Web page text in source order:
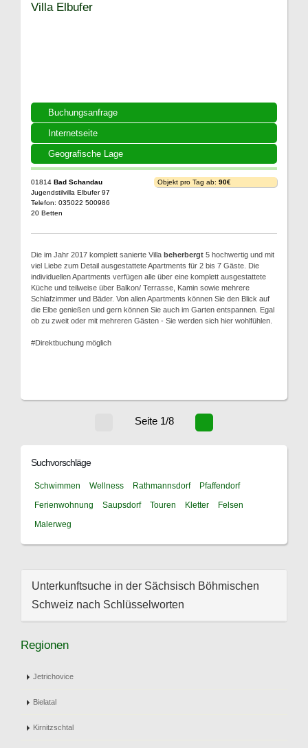
Buchungsanfrage
Internetseite
Geografische Lage
Villa Elbufer
01814 Bad Schandau
Jugendstilvilla Elbufer 97
Telefon: 035022 500986
20 Betten
Objekt pro Tag ab: 90€
Die im Jahr 2017 komplett sanierte Villa beherbergt 5 hochwertig und mit
viel Liebe zum Detail ausgestattete Apartments für 2 bis 7 Gäste. Die
individuellen Apartments verfügen alle über eine komplett ausgestattete
Küche und teilweise über Balkon/ Terrasse, Kamin sowie mehrere
Schlafzimmer und Bäder. Von allen Apartments können Sie den Blick auf
die Elbe genießen und gern können Sie auch im Garten entspannen. Egal
ob zu zweit oder mit mehreren Gästen - Sie werden sich hier wohlfühlen.
#Direktbuchung möglich
Seite 1/8
Suchvorschläge
Schwimmen Wellness Rathmannsdorf
Pfaffendorf
Ferienwohnung
Saupsdorf Touren Kletter
Felsen
Malerweg
Unterkunftsuche in der Sächsisch Böhmischen
Schweiz nach Schlüsselworten
Regionen
Jetrichovice
Bielatal
Kirnitzschtal